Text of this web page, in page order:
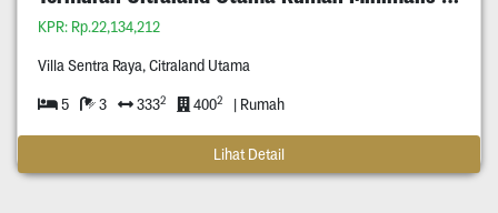
KPR: Rp.22,134,212
Villa Sentra Raya, Citraland Utama
5 3 3332 4002 | Rumah
Lihat Detail